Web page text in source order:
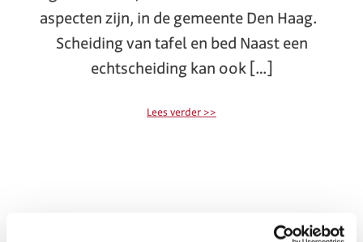
aspecten zijn, in de gemeente Den Haag.
Scheiding van tafel en bed Naast een
echtscheiding kan ook […]
Lees verder >>